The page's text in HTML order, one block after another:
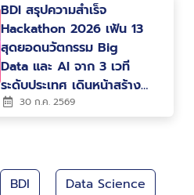
BDI สรุปความสำเร็จ
Hackathon 2026 เฟ้น 13
สุดยอดนวัตกรรม Big
Data และ AI จาก 3 เวที
ระดับประเทศ เดินหน้าสร้าง
คน สร้างนวัตกรรม ขับ
30 ก.ค. 2569
BDI Data Science